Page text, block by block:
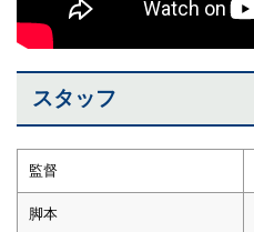
スタッフ
監督
脚本